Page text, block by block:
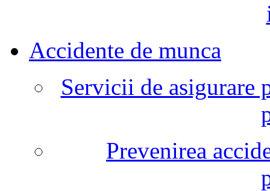
Accidente de munca
Servicii de asigurare
Prevenirea